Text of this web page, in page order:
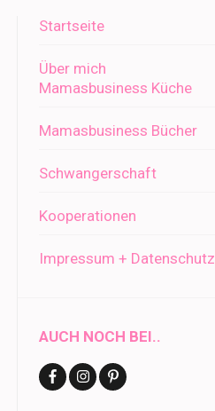
Startseite
Über mich
Mamasbusiness Küche
Mamasbusiness Bücher
Schwangerschaft
Kooperationen
Impressum + Datenschutz
AUCH NOCH BEI..